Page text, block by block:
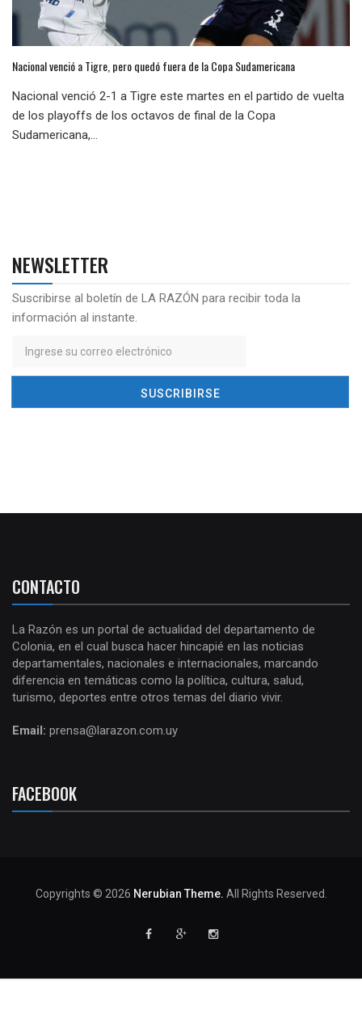
Nacional venció a Tigre, pero quedó fuera de la Copa Sudamericana
Nacional venció 2-1 a Tigre este martes en el partido de vuelta
de los playoffs de los octavos de final de la Copa
Sudamericana,...
NEWSLETTER
Suscribirse al boletín de LA RAZÓN para recibir toda la
información al instante.
CONTACTO
La Razón es un portal de actualidad del departamento de
Colonia, en el cual busca hacer hincapié en las noticias
departamentales, nacionales e internacionales, marcando
diferencia en temáticas como la política, cultura, salud,
turismo, deportes entre otros temas del diario vivir.
Email: prensa@larazon.com.uy
FACEBOOK
Copyrights © 2026 Nerubian Theme. All Rights Reserved.